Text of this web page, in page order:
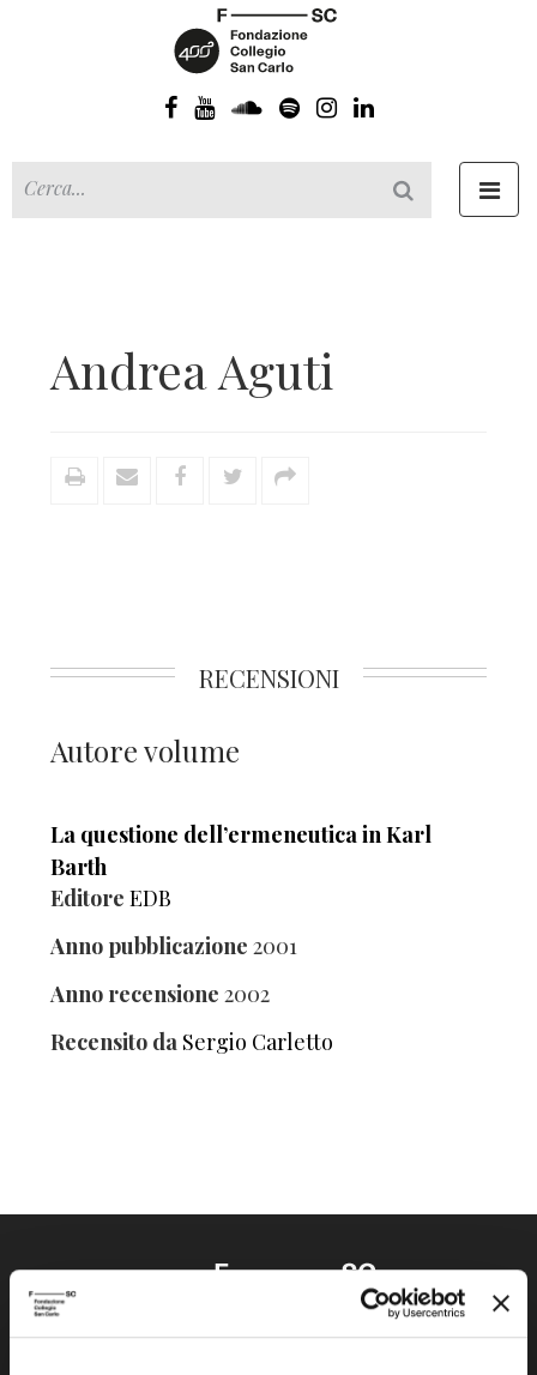
Andrea Aguti
RECENSIONI
Autore volume
La questione dell’ermeneutica in Karl
Barth
Editore EDB
Anno pubblicazione 2001
Anno recensione 2002
Recensito da Sergio Carletto